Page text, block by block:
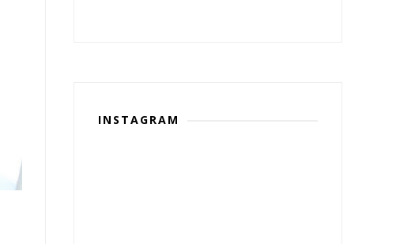
INSTAGRAM